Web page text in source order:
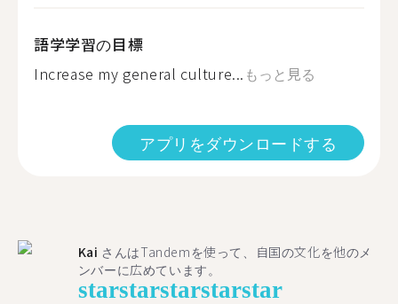
語学学習の目標
Increase my general culture... もっと見る
アプリをダウンロードする
Kai さんはTandemを使って、自国の文化を他のメ
ンバーに広めています。
starstarstarstarstar